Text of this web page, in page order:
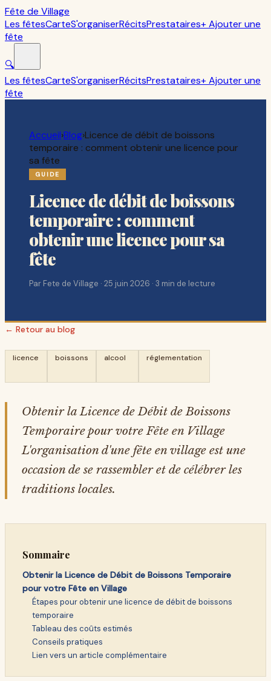
Fête de Village
Les fêtesCarteS'organiserRécitsPrestataires+ Ajouter une
fête
🔍
Les fêtesCarteS'organiserRécitsPrestataires+ Ajouter une
fête
Accueil›Blog›Licence de débit de boissons
temporaire : comment obtenir une licence pour
sa fête
GUIDE
Licence de débit de boissons
temporaire : comment
obtenir une licence pour sa
fête
Par Fete de Village · 25 juin 2026 · 3 min de lecture
← Retour au blog
licence boissons alcool réglementation
Obtenir la Licence de Débit de Boissons
Temporaire pour votre Fête en Village
L'organisation d'une fête en village est une
occasion de se rassembler et de célébrer les
traditions locales.
Sommaire
Obtenir la Licence de Débit de Boissons Temporaire
pour votre Fête en Village
Étapes pour obtenir une licence de débit de boissons
temporaire
Tableau des coûts estimés
Conseils pratiques
Lien vers un article complémentaire